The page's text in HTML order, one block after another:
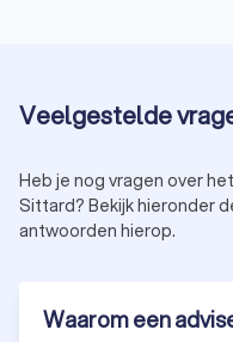
beoordelingen van
over de kosten helpt
weloverwogen
Plan een vrijblijvend
je of de adviseur bij
oversluitingen.
Veelgestelde
Heb je nog vragen over
Sittard? Bekijk hieronder
antwoorden hierop.
Waarom een